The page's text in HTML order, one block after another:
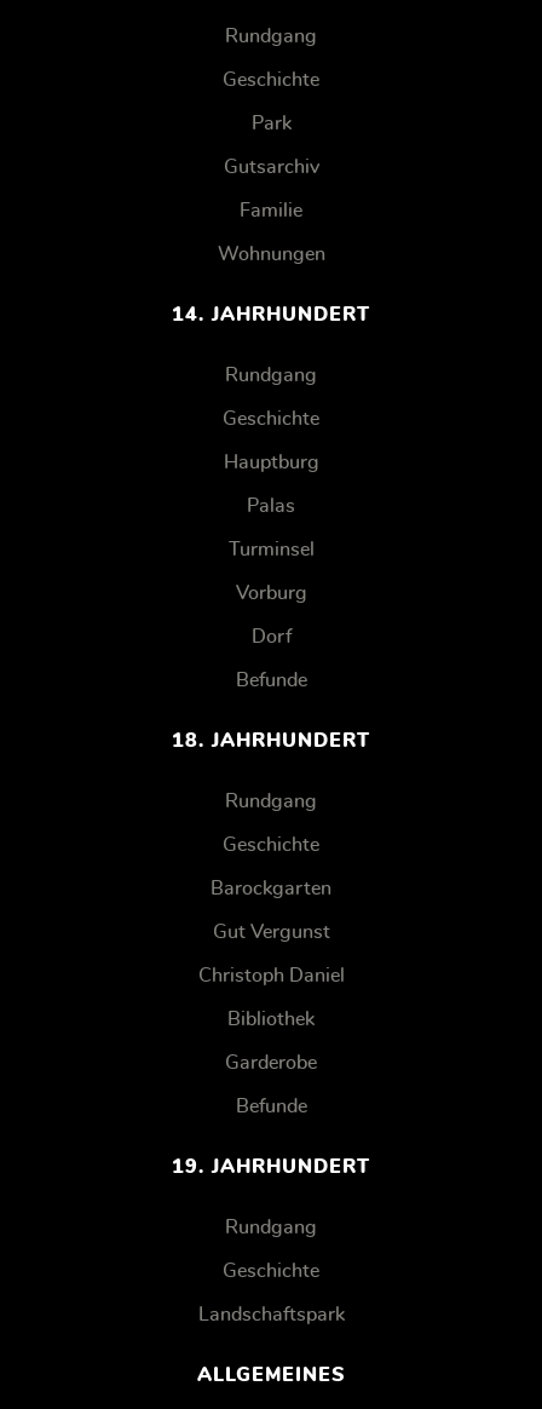
Rundgang
Geschichte
Park
Gutsarchiv
Familie
Wohnungen
14. JAHRHUNDERT
Rundgang
Geschichte
Hauptburg
Palas
Turminsel
Vorburg
Dorf
Befunde
18. JAHRHUNDERT
Rundgang
Geschichte
Barockgarten
Gut Vergunst
Christoph Daniel
Bibliothek
Garderobe
Befunde
19. JAHRHUNDERT
Rundgang
Geschichte
Landschaftspark
ALLGEMEINES